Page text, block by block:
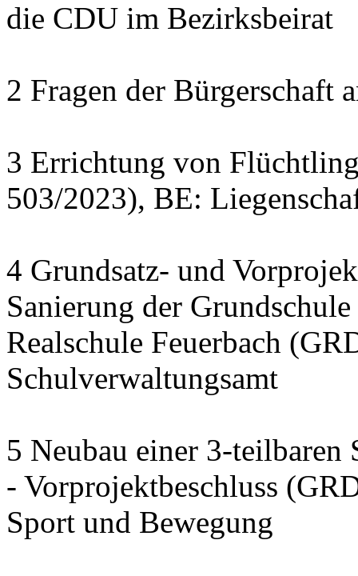
die CDU im Bezirksbeirat
2 Fragen der Bürgerschaft
3 Errichtung von
503/2023), BE:
4 Grundsatz- und
Sanierung der
Realschule Feuerbach
Schulverwaltungsamt
5 Neubau einer 3-teilbaren
- Vorprojektbeschluss
Sport und Bewegung